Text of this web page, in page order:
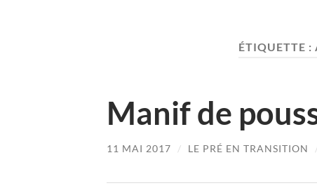
ÉTIQUETTE :
Manif de
11 MAI 2017 / LE PRÉ EN TRANSITION